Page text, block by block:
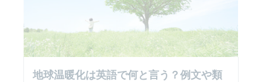
地球温暖化は英語で何と言う？例文や類